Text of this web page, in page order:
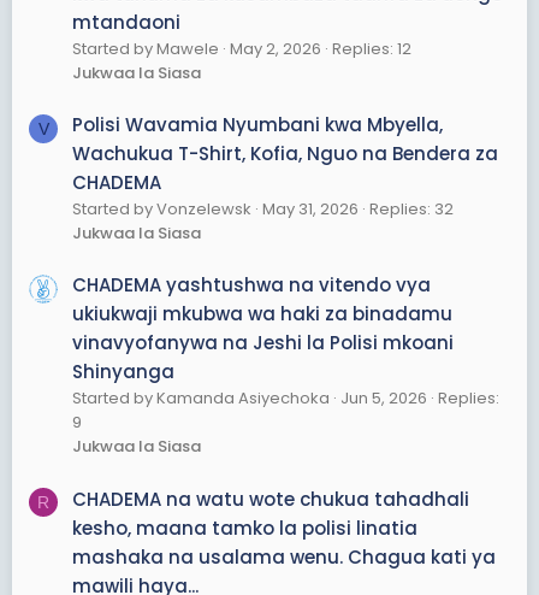
mtandaoni
Started by Mawele May 2, 2026 Replies: 12
Jukwaa la Siasa
V
Polisi Wavamia Nyumbani kwa Mbyella,
Wachukua T-Shirt, Kofia, Nguo na Bendera za
CHADEMA
Started by Vonzelewsk May 31, 2026 Replies: 32
Jukwaa la Siasa
CHADEMA yashtushwa na vitendo vya
ukiukwaji mkubwa wa haki za binadamu
vinavyofanywa na Jeshi la Polisi mkoani
Shinyanga
Started by Kamanda Asiyechoka Jun 5, 2026 Replies:
9
Jukwaa la Siasa
R
CHADEMA na watu wote chukua tahadhali
kesho, maana tamko la polisi linatia
mashaka na usalama wenu. Chagua kati ya
mawili haya...